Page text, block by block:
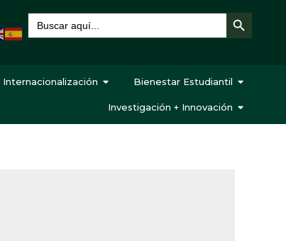
Buscar: Botón de búsqueda
Internacionalización Bienestar Estudiantil
Investigación + Innovación